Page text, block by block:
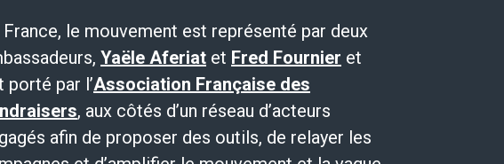
France, le mouvement est représenté par deux
Yaële Aferiat et Fred Fournier et
porté par l’Association Française des
, aux côtés d’un réseau d’acteurs
afin de proposer des outils, de relayer les